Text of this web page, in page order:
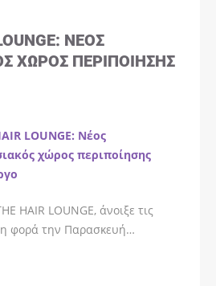
ΝΈΟΣ
ΧΏΡΟΣ ΠΕΡΙΠΟΊΗΣΗΣ
LOUNGE: Νέος
χώρος περιποίησης
HAIR LOUNGE, άνοιξε τις
φορά την Παρασκευή…